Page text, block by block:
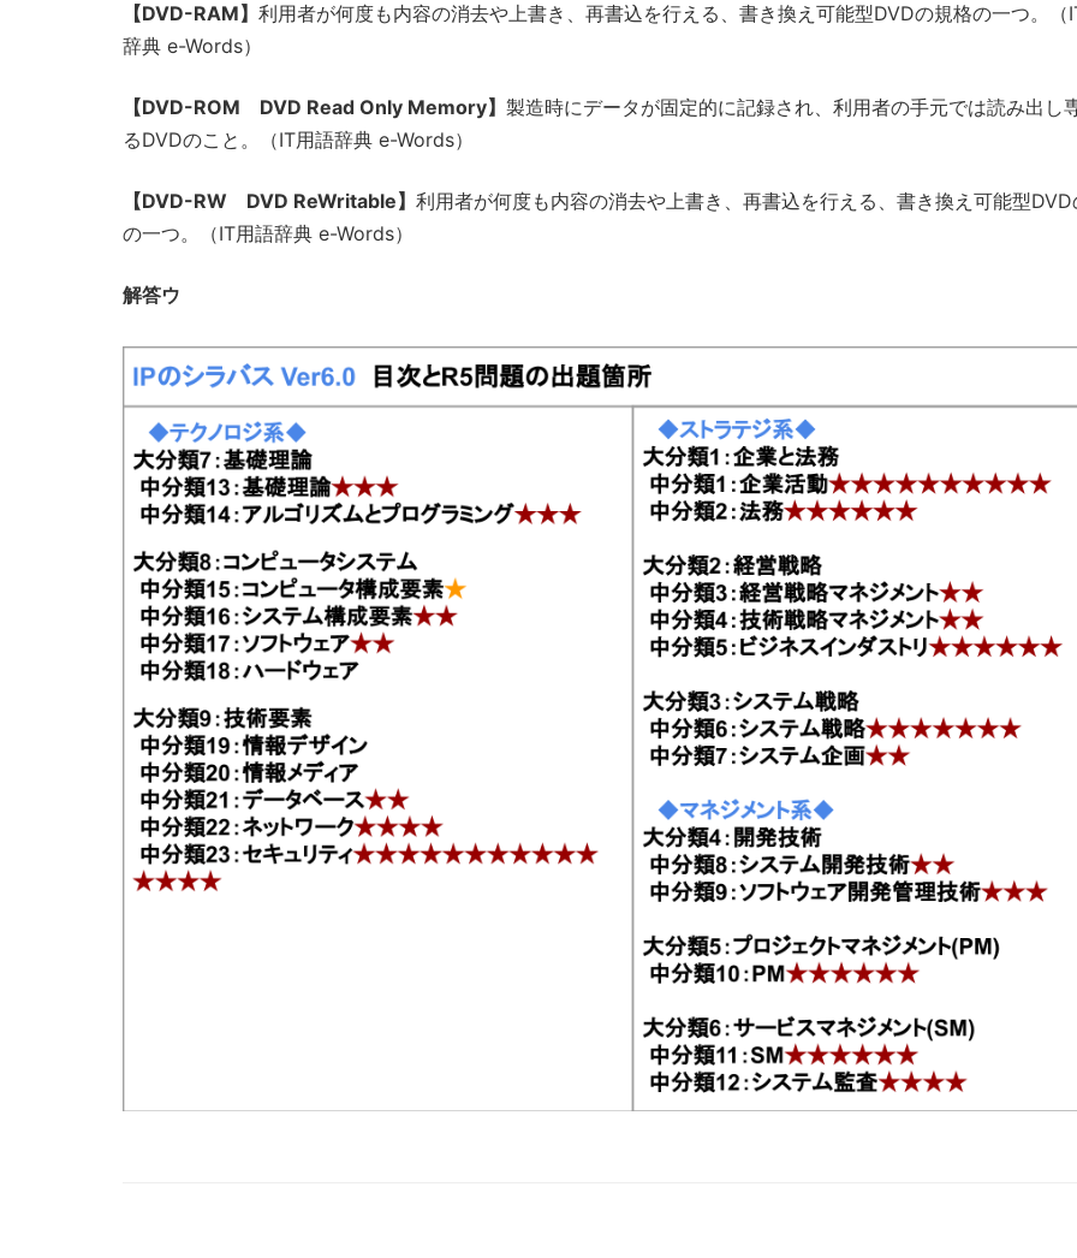
【DVD-RAM】 利用者が何度も内容の消去や上書き、再書込を行える、書き換え可能型DVDの規格の一つ。（
辞典 e-Words）
【DVD-ROM DVD Read Only Memory】 製造時にデータが固定的に記録され、利用者の手元では読み出し
るDVDのこと。（IT用語辞典 e-Words）
【DVD-RW DVD ReWritable】 利用者が何度も内容の消去や上書き、再書込を行える、書き換え可能型
の一つ。（IT用語辞典 e-Words）
解答ウ